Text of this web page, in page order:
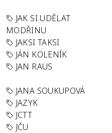
JAK SI UDĚLAT
MODŘINU
JAKSI TAKSI
JÁN KOLENÍK
JAN RAUS
JANA SOUKUPOVÁ
JAZYK
JCTT
JČU